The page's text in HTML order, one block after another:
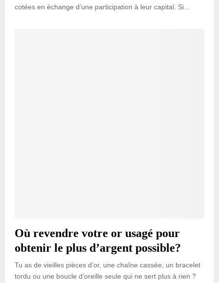
cotées en échange d’une participation à leur capital. Si...
Où revendre votre or usagé pour
obtenir le plus d’argent possible?
Tu as de vieilles pièces d’or, une chaîne cassée, un bracelet
tordu ou une boucle d’oreille seule qui ne sert plus à rien ?